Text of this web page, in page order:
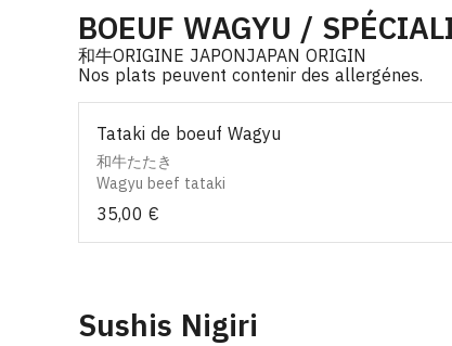
BOEUF WAGYU /
和牛ORIGINE JAPONJAPAN ORIGIN
Nos plats peuvent contenir des allergénes.
Tataki de boeuf Wagyu
和牛たたき
Wagyu beef tataki
35,00 €
Sushis Nigiri